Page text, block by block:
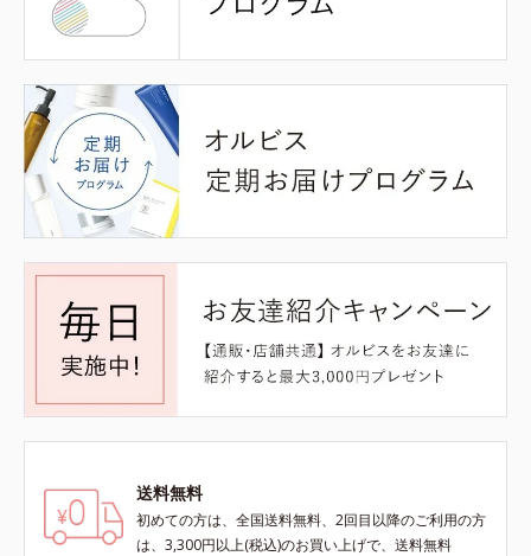
送料無料
初めての方は、全国送料無料、2回目以降のご利用の方
は、3,300円以上(税込)のお買い上げで、送料無料